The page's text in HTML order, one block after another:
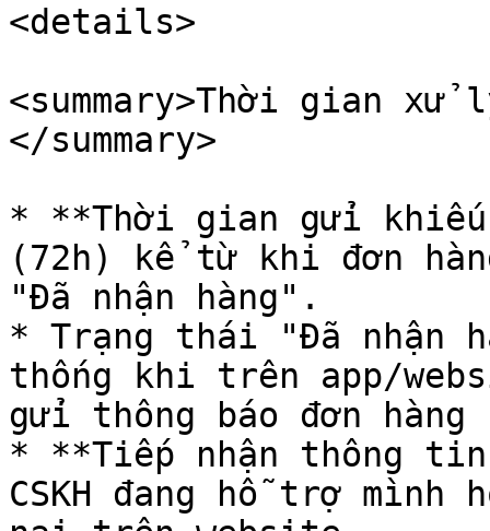
<details>
<summary>Thời gian
</summary>
* **Thời gian gửi
(72h) kể từ khi đơn
"Đã nhận hàng".
* Trạng thái "Đã nhận
thống khi trên app/
gửi thông báo đơn hàng
* **Tiếp nhận thông
CSKH đang hỗ trợ mình